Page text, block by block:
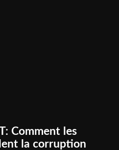
Comment les
la corruption